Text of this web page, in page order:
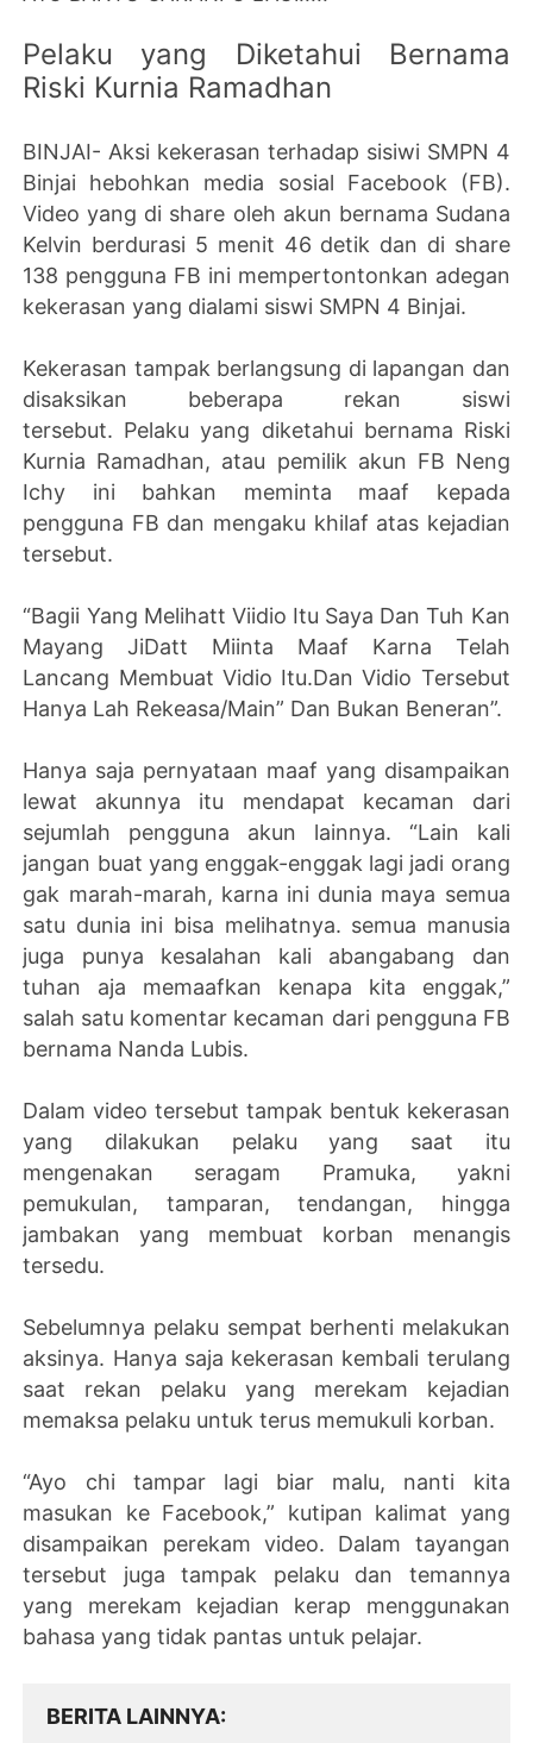
Pelaku yang Diketahui Bernama
Riski Kurnia Ramadhan
BINJAI- Aksi kekerasan terhadap sisiwi SMPN 4
Binjai hebohkan media sosial Facebook (FB).
Video yang di share oleh akun bernama Sudana
Kelvin berdurasi 5 menit 46 detik dan di share
138 pengguna FB ini mempertontonkan adegan
kekerasan yang dialami siswi SMPN 4 Binjai.
Kekerasan tampak berlangsung di lapangan dan
disaksikan beberapa rekan siswi
tersebut. Pelaku yang diketahui bernama Riski
Kurnia Ramadhan, atau pemilik akun FB Neng
Ichy ini bahkan meminta maaf kepada
pengguna FB dan mengaku khilaf atas kejadian
tersebut.
“Bagii Yang Melihatt Viidio Itu Saya Dan Tuh Kan
Mayang JiDatt Miinta Maaf Karna Telah
Lancang Membuat Vidio Itu.Dan Vidio Tersebut
Hanya Lah Rekeasa/Main” Dan Bukan Beneran”.
Hanya saja pernyataan maaf yang disampaikan
lewat akunnya itu mendapat kecaman dari
sejumlah pengguna akun lainnya. “Lain kali
jangan buat yang enggak-enggak lagi jadi orang
gak marah-marah, karna ini dunia maya semua
satu dunia ini bisa melihatnya. semua manusia
juga punya kesalahan kali abangabang dan
tuhan aja memaafkan kenapa kita enggak,”
salah satu komentar kecaman dari pengguna FB
bernama Nanda Lubis.
Dalam video tersebut tampak bentuk kekerasan
yang dilakukan pelaku yang saat itu
mengenakan seragam Pramuka, yakni
pemukulan, tamparan, tendangan, hingga
jambakan yang membuat korban menangis
tersedu.
Sebelumnya pelaku sempat berhenti melakukan
aksinya. Hanya saja kekerasan kembali terulang
saat rekan pelaku yang merekam kejadian
memaksa pelaku untuk terus memukuli korban.
“Ayo chi tampar lagi biar malu, nanti kita
masukan ke Facebook,” kutipan kalimat yang
disampaikan perekam video. Dalam tayangan
tersebut juga tampak pelaku dan temannya
yang merekam kejadian kerap menggunakan
bahasa yang tidak pantas untuk pelajar.
BERITA LAINNYA